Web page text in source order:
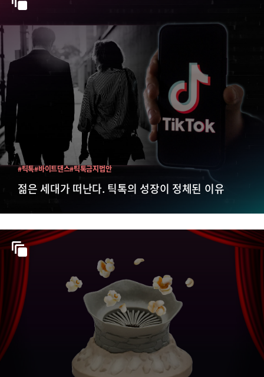
젊은 세대가 떠난다. 틱톡의 성장이 정체된 이유
#틱톡#바이트댄스#틱톡금지법안